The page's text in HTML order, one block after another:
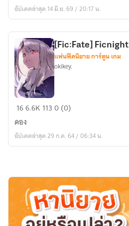
อัปเดตล่าสุด 14 มิ.ย. 69 / 20:17 น.
[Fic:Fate]
[Fic:Fate] Ficnight
แฟนฟิคนิยาย การ์ตูน เกม
okikey.
166.6K 1130 (0)
ดอง
อัปเดตล่าสุด 29 ก.ค. 64 / 06:34 น.